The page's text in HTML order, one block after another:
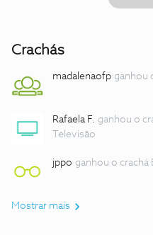
Crachás
madalenaofp ganhou
Rafaela F. ganhou o
Televisão
jppo ganhou o crachá
Mostrar mais